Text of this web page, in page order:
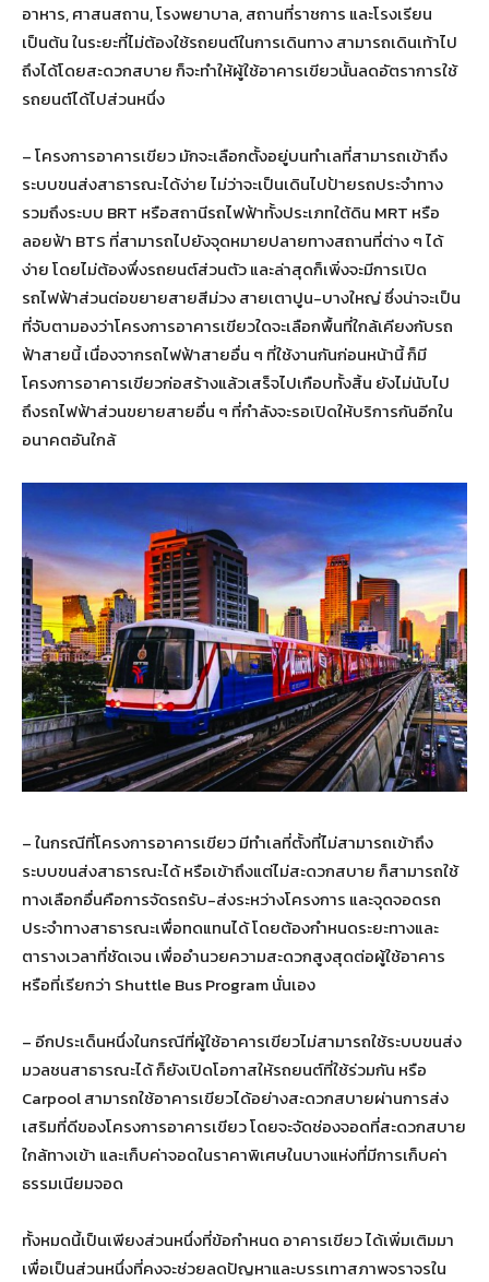
อาหาร, ศาสนสถาน, โรงพยาบาล, สถานที่ราชการ และโรงเรียน
เป็นต้น ในระยะที่ไม่ต้องใช้รถยนต์ในการเดินทาง สามารถเดินเท้าไป
ถึงได้โดยสะดวกสบาย ก็จะทำให้ผู้ใช้อาคารเขียวนั้นลดอัตราการใช้
รถยนต์ได้ไปส่วนหนึ่ง
– โครงการอาคารเขียว มักจะเลือกตั้งอยู่บนทำเลที่สามารถเข้าถึง
ระบบขนส่งสาธารณะได้ง่าย ไม่ว่าจะเป็นเดินไปป้ายรถประจำทาง
รวมถึงระบบ BRT หรือสถานีรถไฟฟ้าทั้งประเภทใต้ดิน MRT หรือ
ลอยฟ้า BTS ที่สามารถไปยังจุดหมายปลายทางสถานที่ต่าง ๆ ได้
ง่าย โดยไม่ต้องพึ่งรถยนต์ส่วนตัว และล่าสุดก็เพิ่งจะมีการเปิด
รถไฟฟ้าส่วนต่อขยายสายสีม่วง สายเตาปูน-บางใหญ่ ซึ่งน่าจะเป็น
ที่จับตามองว่าโครงการอาคารเขียวใดจะเลือกพื้นที่ใกล้เคียงกับรถ
ฟ้าสายนี้ เนื่องจากรถไฟฟ้าสายอื่น ๆ ที่ใช้งานกันก่อนหน้านี้ ก็มี
โครงการอาคารเขียวก่อสร้างแล้วเสร็จไปเกือบทั้งสิ้น ยังไม่นับไป
ถึงรถไฟฟ้าส่วนขยายสายอื่น ๆ ที่กำลังจะรอเปิดให้บริการกันอีกใน
อนาคตอันใกล้
– ในกรณีที่โครงการอาคารเขียว มีทำเลที่ตั้งที่ไม่สามารถเข้าถึง
ระบบขนส่งสาธารณะได้ หรือเข้าถึงแต่ไม่สะดวกสบาย ก็สามารถใช้
ทางเลือกอื่นคือการจัดรถรับ-ส่งระหว่างโครงการ และจุดจอดรถ
ประจำทางสาธารณะเพื่อทดแทนได้ โดยต้องกำหนดระยะทางและ
ตารางเวลาที่ชัดเจน เพื่ออำนวยความสะดวกสูงสุดต่อผู้ใช้อาคาร
หรือที่เรียกว่า Shuttle Bus Program นั่นเอง
– อีกประเด็นหนึ่งในกรณีที่ผู้ใช้อาคารเขียวไม่สามารถใช้ระบบขนส่ง
มวลชนสาธารณะได้ ก็ยังเปิดโอกาสให้รถยนต์ที่ใช้ร่วมกัน หรือ
Carpool สามารถใช้อาคารเขียวได้อย่างสะดวกสบายผ่านการส่ง
เสริมที่ดีของโครงการอาคารเขียว โดยจะจัดช่องจอดที่สะดวกสบาย
ใกล้ทางเข้า และเก็บค่าจอดในราคาพิเศษในบางแห่งที่มีการเก็บค่า
ธรรมเนียมจอด
ทั้งหมดนี้เป็นเพียงส่วนหนึ่งที่ข้อกำหนด อาคารเขียว ได้เพิ่มเติมมา
เพื่อเป็นส่วนหนึ่งที่คงจะช่วยลดปัญหาและบรรเทาสภาพจราจรใน